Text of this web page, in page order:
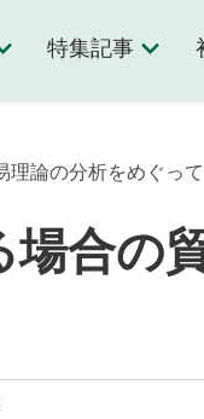
特集記事
論の分析をめぐって
合の